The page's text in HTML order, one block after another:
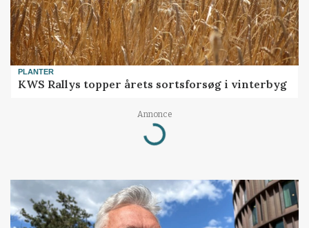
PLANTER
KWS Rallys topper årets sortsforsøg i vinterbyg
Annonce
Loading...